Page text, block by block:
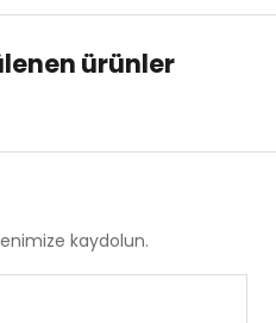
ürünler
kaydolun.